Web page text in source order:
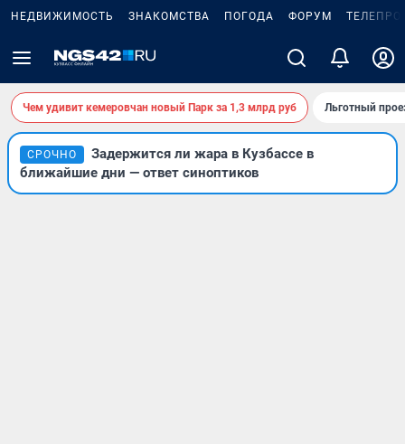
НЕДВИЖИМОСТЬ ЗНАКОМСТВА ПОГОДА ФОРУМ
Чем удивит кемеровчан новый Парк за 1,3 млрд руб Льготный
СРОЧНО
Задержится ли жара в Кузбассе в
ближайшие дни — ответ синоптиков